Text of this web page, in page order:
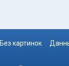
Без картинок